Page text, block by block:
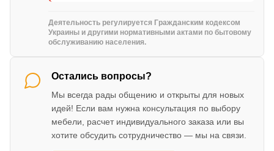
Деятельность регулируется Гражданским кодексом
Украины и другими нормативными актами по бытовому
обслуживанию населения.
Остались вопросы?
Мы всегда рады общению и открыты для новых
идей! Если вам нужна консультация по выбору
мебели, расчет индивидуального заказа или вы
хотите обсудить сотрудничество — мы на связи.